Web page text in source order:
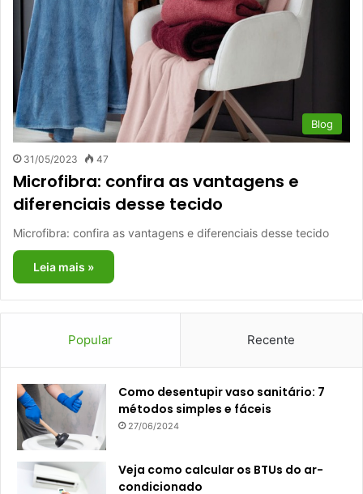
Blog
31/05/2023 47
Microfibra: confira as vantagens e
diferenciais desse tecido
Microfibra: confira as vantagens e diferenciais desse tecido
Leia mais »
Popular Recente
Como desentupir vaso sanitário: 7
métodos simples e fáceis
27/06/2024
Veja como calcular os BTUs do ar-
condicionado